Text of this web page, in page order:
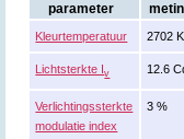
parameter
Kleurtemperatuur 2702 K
Lichtsterkte Iv 12.6
Verlichtingssterkte
modulatie index
3 %